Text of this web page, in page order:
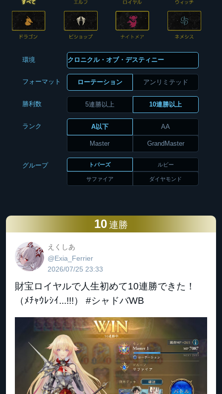
環境
フォーマット ローテーション アンリミテッド
勝利数 5連勝以上 10連勝以上
ランク A以下 AA
Master GrandMaster
グループ トパーズ ルビー
サファイア ダイヤモンド
10 連勝
えくしあ
@Exia_Ferrier
2026/07/25 23:33
財宝ロイヤルで人生初めて10連勝できた！
（ﾒﾁｬｳﾚｼｲ...!!!） #シャドバWB